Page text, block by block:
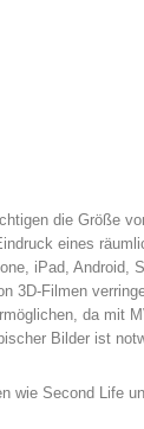
die Größe
eines
iPad,
3D-Filmen
da mit
Bilder ist
Second Life